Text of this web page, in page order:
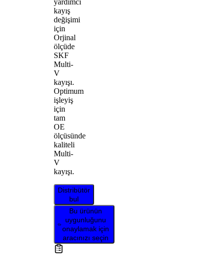
kayış
değişimi
için
Orjinal
ölçüde
SKF
Multi-
V
kayışı.
Optimum
işleyiş
için
tam
OE
ölçüsünde
kaliteli
Multi-
V
kayışı.
Distribütör
bul
Bu ürünün
uygunluğunu
onaylamak için
aracınızı seçin